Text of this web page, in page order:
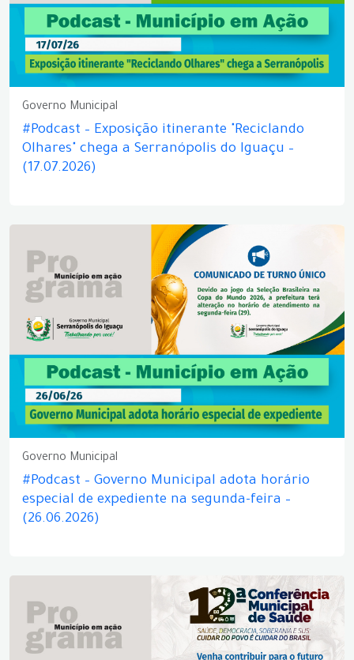
Governo Municipal
#Podcast – Exposição itinerante "Reciclando
Olhares" chega a Serranópolis do Iguaçu –
(17.07.2026)
Governo Municipal
#Podcast – Governo Municipal adota horário
especial de expediente na segunda-feira –
(26.06.2026)